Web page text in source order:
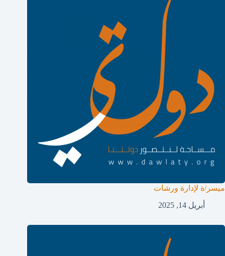
ميسر/ة لإدارة ورشات
أبريل 14, 2025